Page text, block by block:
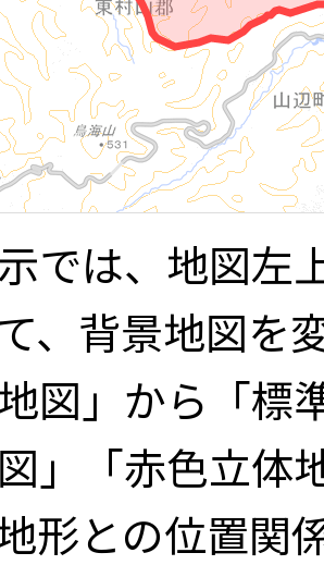
では、地図左
、背景地図を
地図」から「
」「赤色立体
形との位置関